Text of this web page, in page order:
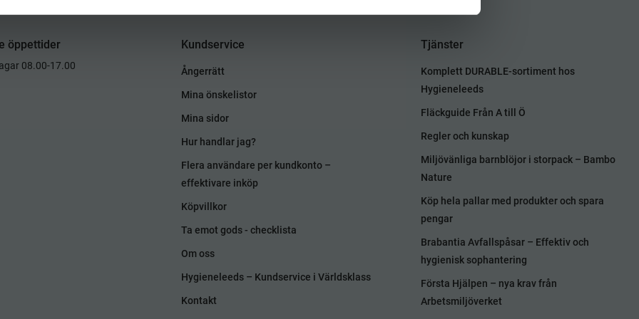
öppettider
08.00-17.00
Kundservice
Ångerrätt
Mina önskelistor
Mina sidor
Hur handlar jag?
Flera användare per kundkonto –
effektivare inköp
Köpvillkor
Ta emot gods - checklista
Om oss
Hygieneleeds – Kundservice i Världsklass
Kontakt
Tjänster
Komplett DURABLE-sortiment hos
Hygieneleeds
Fläckguide Från A till Ö
Regler och kunskap
Miljövänliga barnblöjor i storpack – Bambo
Nature
Köp hela pallar med produkter och spara
pengar
Brabantia Avfallspåsar – Effektiv och
hygienisk sophantering
Första Hjälpen – nya krav från
Arbetsmiljöverket